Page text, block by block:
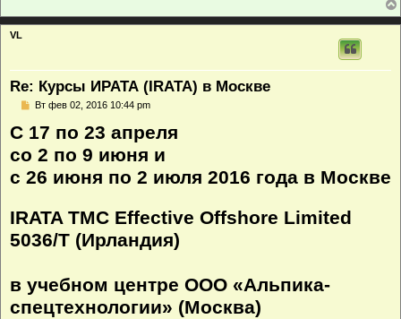
VL
Re: Курсы ИРАТА (IRATA) в Москве
С
о
б
щ
е
н
и
Вт фев 02, 2016 10:44 pm
С 17 по 23 апреля
со 2 по 9 июня и
с 26 июня по 2 июля 2016 года в Москве
IRATA TMC Effective Offshore Limited
5036/T (Ирландия)
в учебном центре ООО «Альпика-
спецтехнологии» (Москва)